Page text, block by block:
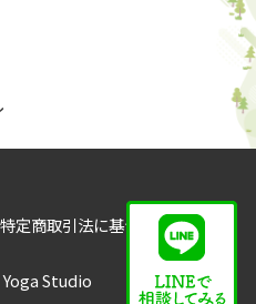
特定商取引法に基づく表記
Studio